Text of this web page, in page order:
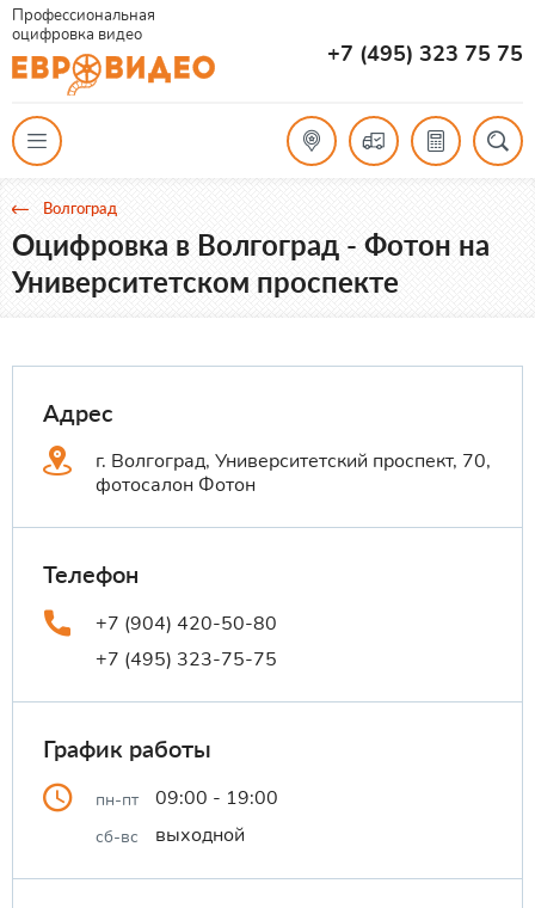
Профессиональная
оцифровка видео
+7 (495) 323 75 75
Волгоград
Оцифровка в Волгоград - Фотон на
Университетском проспекте
Адрес
г. Волгоград, Университетский проспект, 70,
фотосалон Фотон
Телефон
+7 (904) 420-50-80
+7 (495) 323-75-75
График работы
пн-пт 09:00 - 19:00
сб-вс выходной